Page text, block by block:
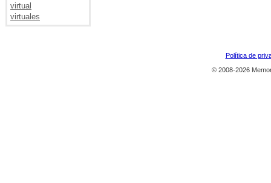
virtual
virtuales
Política de
© 2008-2026